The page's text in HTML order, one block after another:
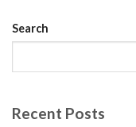
Search
Recent Posts